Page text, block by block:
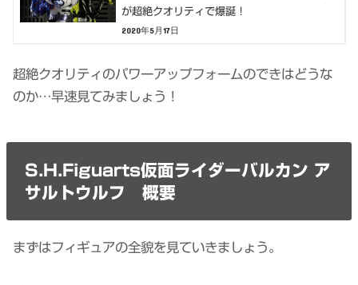
が超絶クオリティで爆誕！
2020年5月17日
超絶クオリティのパワーアップフォームのできはどうな
のか…早速見てみましょう！
S.H.Figuarts仮面ライダーバルカン ア
サルトウルフ 概要
まずはフィギュアの全貌を見ていきましょう。